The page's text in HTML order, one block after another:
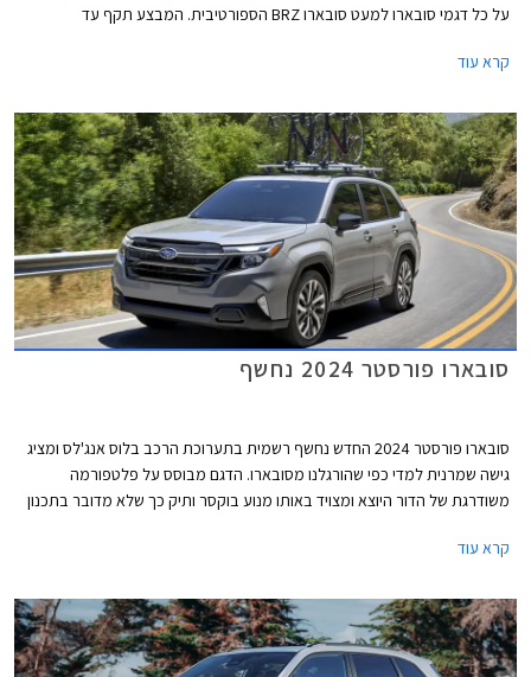
על כל דגמי סובארו למעט סובארו BRZ הספורטיבית. המבצע תקף עד
כנפגע מס רכוש בעקבות מלחמת חרבות ברזל, ושמחזיקים באישור לכך.
קרא עוד
סובארו פורסטר 2024 נחשף
סובארו פורסטר 2024 החדש נחשף רשמית בתערוכת הרכב בלוס אנג'לס ומציג
גישה שמרנית למדי כפי שהורגלנו מסובארו. הדגם מבוסס על פלטפורמה
משודרגת של הדור היוצא ומצויד באותו מנוע בוקסר ותיק כך שלא מדובר בתכנון
הבטיחות שודרגו. עוד מבטיחה סובארו כי גרסה היברידית תגיע בהמשך.
קרא עוד